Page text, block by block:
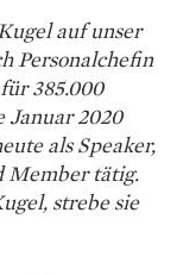
auf unser
Personalchefin
385.000
2020
als Speaker,
Member tätig.
strebe sie